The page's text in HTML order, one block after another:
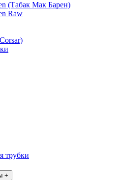
(Табак Мак Барен)
Raw
трубки
+